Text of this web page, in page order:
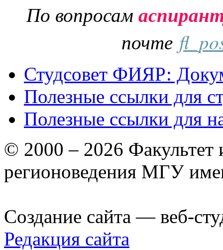
По вопросам
почте
Студсовет ФИЯР:
Полезные ссылки для
Полезные ссылки для
© 2000 – 2026 Факультет
регионоведения МГУ
Создание сайта — веб-
Редакция сайта